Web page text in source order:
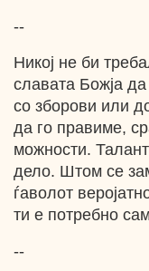
--
Никој не би
славата Божја
со зборови или
да го правиме,
можности.
дело. Штом се
ѓаволот
ти е потребно
--